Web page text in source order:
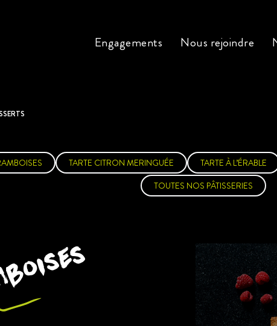
Engagements Nous rejoindre
Pâtisseries & desserts
Tartes aux fruits,
mandise
me en
TARTE CITRON MERINGUÉE TARTE À L’ÉRABLE
TOUTES NOS PÂTISSERIES